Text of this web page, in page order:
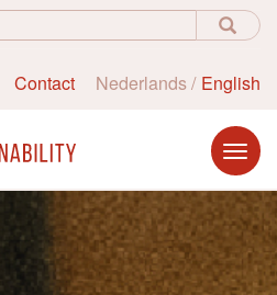
Contact Nederlands English